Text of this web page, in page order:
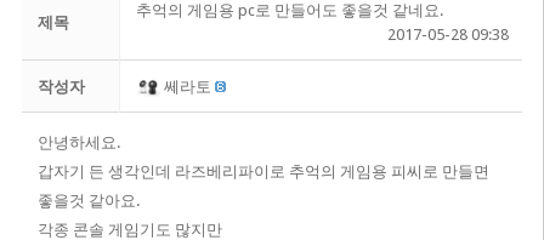
제목
추억의 게임용 pc로 만들어도 좋을것 같네요.
2017-05-28 09:38
작성자 쎄라토
안녕하세요.
갑자기 든 생각인데 라즈베리파이로 추억의 게임용 피씨로 만들면
좋을것 같아요.
각종 콘솔 게임기도 많지만